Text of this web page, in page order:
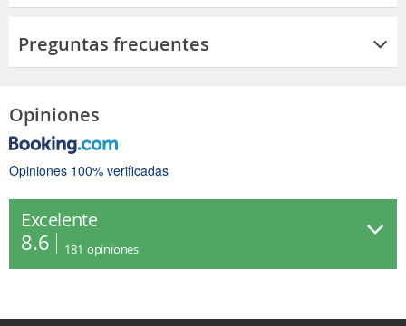
Preguntas frecuentes
Opiniones
Opiniones 100% verificadas
Excelente
8.6 181 opiniones